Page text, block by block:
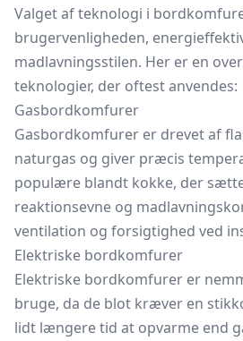
Valget af teknologi i
brugervenligheden,
madlavningsstilen. Her er en
teknologier, der oftest anvendes:
Gasbordkomfurer
Gasbordkomfurer er drevet af
naturgas og giver præcis
populære blandt kokke, der
reaktionsevne og
ventilation og forsigtighed ved
Elektriske bordkomfurer
Elektriske bordkomfurer er
bruge, da de blot kræver en
lidt længere tid at opvarme end